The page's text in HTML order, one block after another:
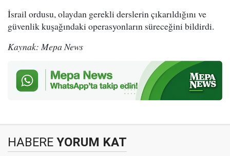
İsrail ordusu, olaydan gerekli derslerin çıkarıldığını ve
güvenlik kuşağındaki operasyonların süreceğini bildirdi.
Kaynak: Mepa News
HABERE YORUM KAT